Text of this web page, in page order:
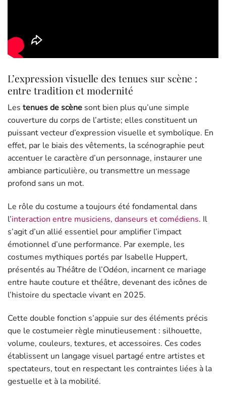
L’expression visuelle des tenues sur scène :
entre tradition et modernité
Les tenues de scène sont bien plus qu’une simple
couverture du corps de l’artiste; elles constituent un
puissant vecteur d’expression visuelle et symbolique. En
effet, par le biais des vêtements, la scénographie peut
accentuer le caractère d’un personnage, instaurer une
ambiance particulière, ou transmettre un message
profond sans un mot.
Le rôle du costume a toujours été fondamental dans
l’interaction entre musiciens, danseurs et comédiens. Il
s’agit d’un allié essentiel pour amplifier l’impact
émotionnel d’une performance. Par exemple, les
costumes mythiques portés par Isabelle Huppert,
présentés au Théâtre de l’Odéon, incarnent ce mariage
entre haute couture et théâtre, devenant des icônes de
l’histoire du spectacle vivant en 2025.
Cette double fonction s’appuie sur des éléments précis
que le costumeier règle minutieusement : silhouette,
volume, couleurs, textures, et accessoires. Ces codes
établissent un langage visuel partagé entre artistes et
spectateurs, tout en respectant les contraintes liées à la
gestuelle et à la mobilité.